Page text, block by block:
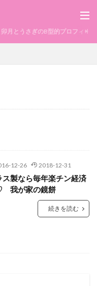
卯月とうさぎのB型的プロフィール
12-26 2018-12-31
ス製なら毎年楽チン経済
我が家の鏡餅
続きを読む